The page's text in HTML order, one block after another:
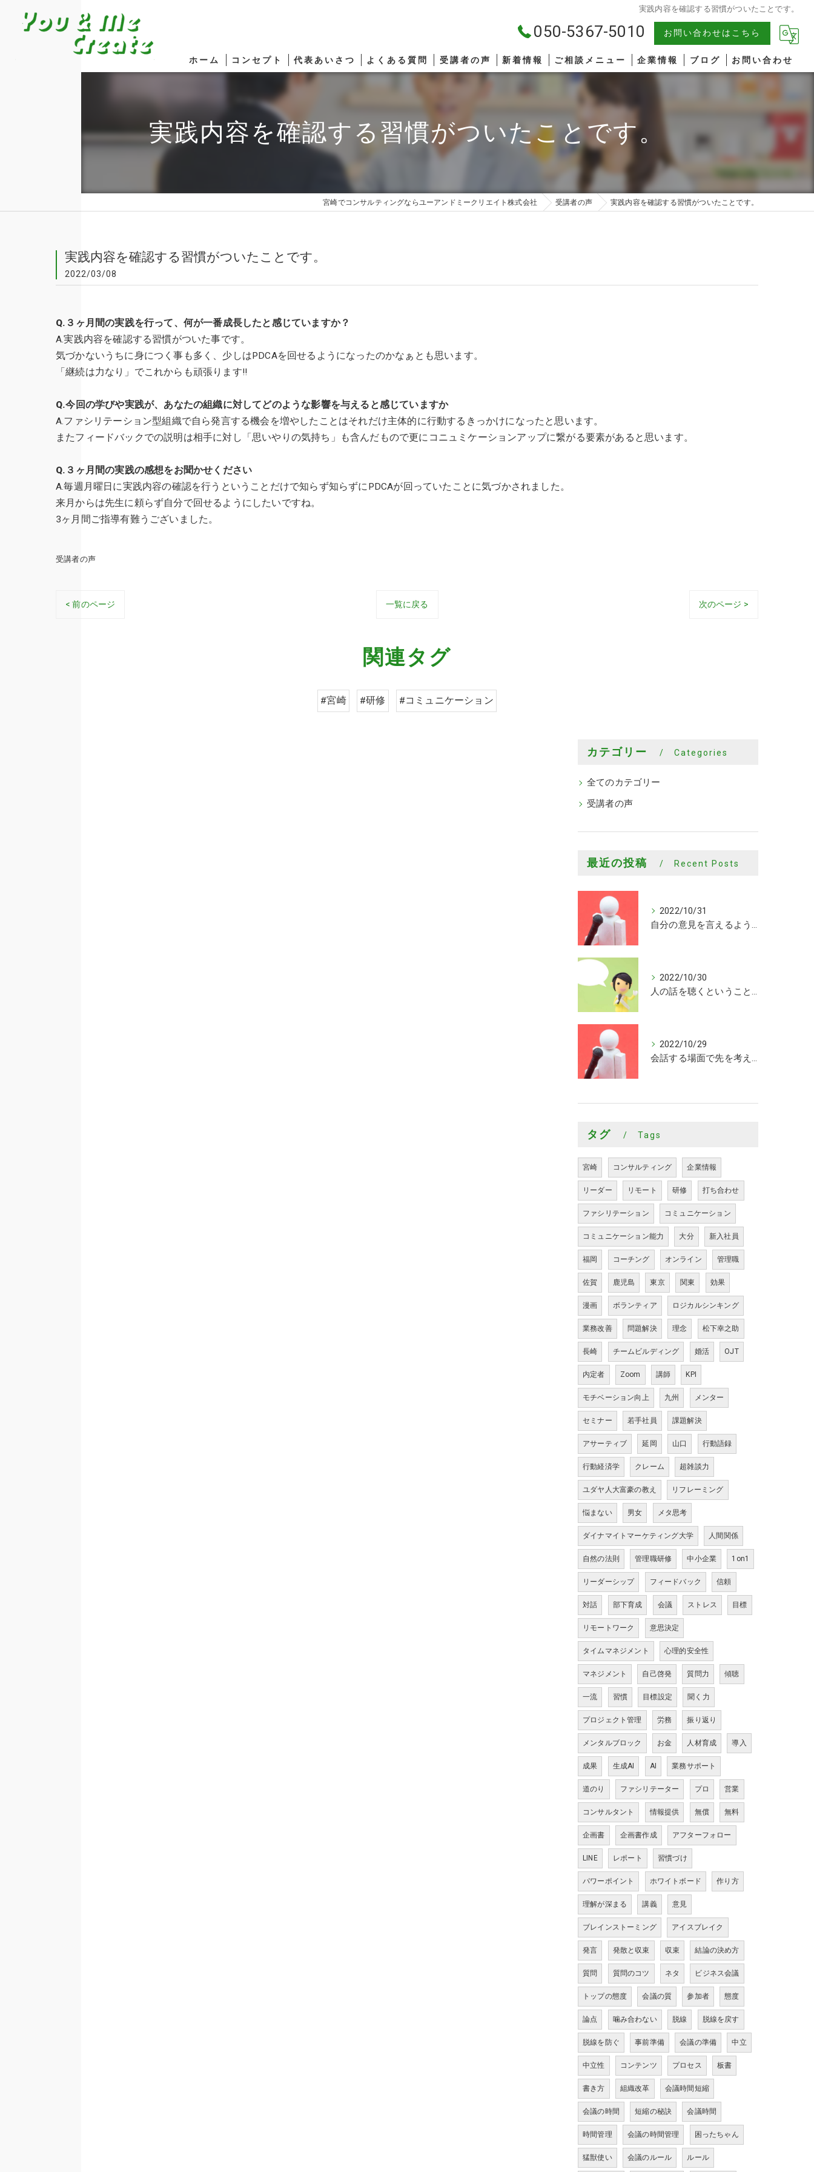
実践内容を確認する習慣がついたことです。
050-5367-5010 お問い合わせはこちら
ホーム コンセプト 代表あいさつ よくある質問 受講者の声 新着情報 ご相談メニュー
中小企業
AIコンサルティング
管理職研修
ファシリテーション
企業情報 ブログ お問い合わせ
実践内容を確認する習慣がついたことです。
宮崎でコンサルティングならユーアンドミークリエイト株式会社 受講者の声 実践内容を確認する習慣がついたことです。
実践内容を確認する習慣がついたことです。
2022/03/08
Q.３ヶ月間の実践を行って、何が一番成長したと感じていますか？
A.実践内容を確認する習慣がついた事です。
気づかないうちに身につく事も多く、少しはPDCAを回せるようになったのかなぁとも思います。
「継続は力なり」でこれからも頑張ります!!
Q.今回の学びや実践が、あなたの組織に対してどのような影響を与えると感じていますか
A.ファシリテーション型組織で自ら発言する機会を増やしたことはそれだけ主体的に行動するきっかけになったと思います。
またフィードバックでの説明は相手に対し「思いやりの気持ち」も含んだもので更にコニュミケーションアップに繋がる要素があると思います。
Q.３ヶ月間の実践の感想をお聞かせください
A.毎週月曜日に実践内容の確認を行うということだけで知らず知らずにPDCAが回っていたことに気づかされました。
来月からは先生に頼らず自分で回せるようにしたいですね。
3ヶ月間ご指導有難うございました。
受講者の声
< 前のページ 一覧に戻る 次のページ >
関連タグ
#宮崎 #研修 #コミュニケーション
カテゴリー Categories
全てのカテゴリー
受講者の声
最近の投稿 Recent Posts
2022/10/31
自分の意見を言えるようになった
2022/10/30
人の話を聴くということがまだまだできていないことを知ることができました
2022/10/29
会話する場面で先を考えながら会話するきっかけを頂けました
タグ Tags
宮崎 コンサルティング 企業情報
リーダー リモート 研修 打ち合わせ
ファシリテーション コミュニケーション
コミュニケーション能力 大分 新入社員
福岡 コーチング オンライン 管理職
佐賀 鹿児島 東京 関東 効果
漫画 ボランティア ロジカルシンキング
業務改善 問題解決 理念 松下幸之助
長崎 チームビルディング 婚活 OJT
内定者 Zoom 講師 KPI
モチベーション向上 九州 メンター
セミナー 若手社員 課題解決
アサーティブ 延岡 山口 行動語録
行動経済学 クレーム 超雑談力
ユダヤ人大富豪の教え リフレーミング
悩まない 男女 メタ思考
ダイナマイトマーケティング大学 人間関係
自然の法則 管理職研修 中小企業 1on1
リーダーシップ フィードバック 信頼
対話 部下育成 会議 ストレス 目標
リモートワーク 意思決定
タイムマネジメント 心理的安全性
マネジメント 自己啓発 質問力 傾聴
一流 習慣 目標設定 聞く力
プロジェクト管理 労務 振り返り
メンタルブロック お金 人材育成 導入
成果 生成AI AI 業務サポート
道のり ファシリテーター プロ 営業
コンサルタント 情報提供 無償 無料
企画書 企画書作成 アフターフォロー
LINE レポート 習慣づけ
パワーポイント ホワイトボード 作り方
理解が深まる 講義 意見
ブレインストーミング アイスブレイク
発言 発散と収束 収束 結論の決め方
質問 質問のコツ ネタ ビジネス会議
トップの態度 会議の質 参加者 態度
論点 噛み合わない 脱線 脱線を戻す
脱線を防ぐ 事前準備 会議の準備 中立
中立性 コンテンツ プロセス 板書
書き方 組織改革 会議時間短縮
会議の時間 短縮の秘訣 会議時間
時間管理 会議の時間管理 困ったちゃん
猛獣使い 会議のルール ルール